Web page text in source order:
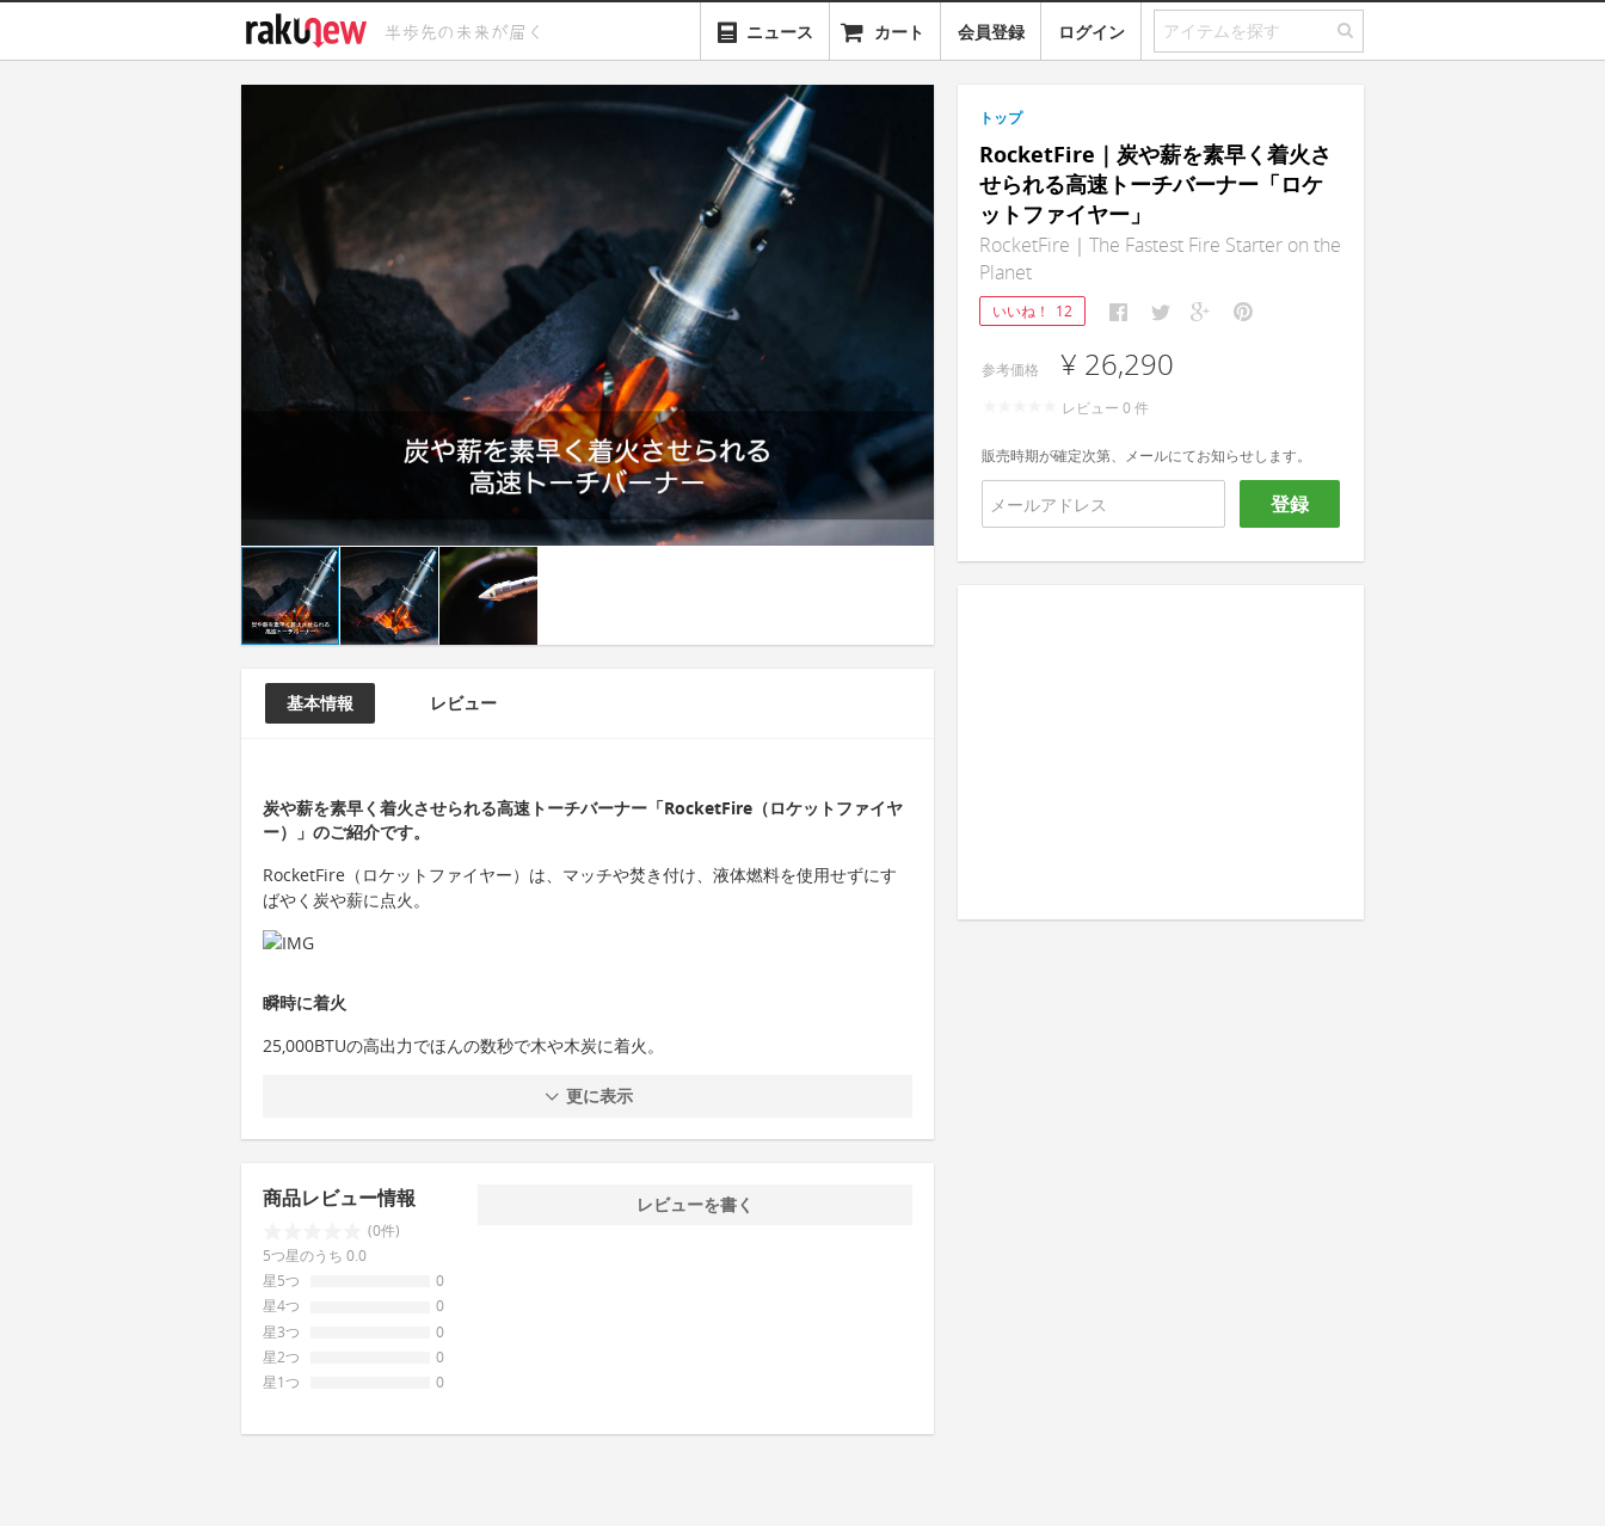
ニュース カート 会員登録 ログイン
基本情報 レビュー
炭や薪を素早く着火させられる高速トーチバーナー「RocketFire（ロケットファイヤ
ー）」のご紹介です。
RocketFire（ロケットファイヤー）は、マッチや焚き付け、液体燃料を使用せずにす
ばやく炭や薪に点火。
瞬時に着火
25,000BTUの高出力でほんの数秒で木や木炭に着火。
更に表示
商品レビュー情報
(0件)
5つ星のうち 0.0
星5つ
0
星4つ
0
星3つ
0
星2つ
0
星1つ
0
レビューを書く
トップ
RocketFire｜炭や薪を素早く着火さ
せられる高速トーチバーナー「ロケ
ットファイヤー」
RocketFire｜The Fastest Fire Starter on the
Planet
いいね！ 12
参考価格 ¥ 26,290
レビュー 0 件
販売時期が確定次第、メールにてお知らせします。
登録